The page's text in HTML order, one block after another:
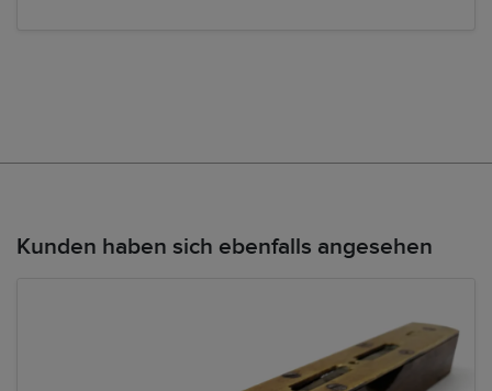
Kunden haben sich ebenfalls angesehen